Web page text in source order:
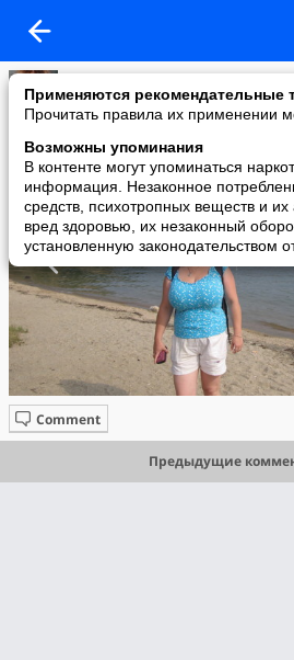
Применяются рекомендательные
Прочитать правила их применении
Возможны упоминания
В контенте могут упоминаться
информация. Незаконное
средств, психотропных веществ и их
вред здоровью, их незаконный
установленную законодательством
Инна Архипова
added a photo
19 Jul в 21:51
Comment
Предыдущие